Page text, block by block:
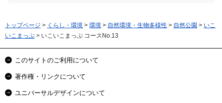
トップページ > くらし・環境 > 環境 > 自然環境・生物多様性 > 自然公園 > いこ
いこまっぷ > いこいこまっぷ コースNo.13
このサイトのご利用について
著作権・リンクについて
ユニバーサルデザインについて